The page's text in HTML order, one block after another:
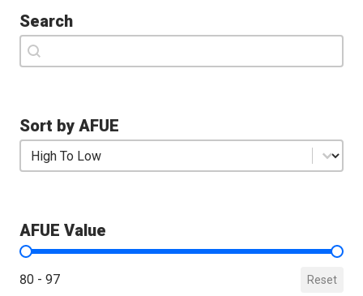
Search
Search
Search
Sort by AFUE
Sort by AFUE
Sort by AFUE
AFUE Value
AFUE Value
80 - 97 Reset